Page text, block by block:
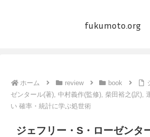
fukumoto.org
ホーム review book
ゼンタール(著), 中村義作(監修), 柴田裕之(訳),
い 確率・統計に学ぶ処世術
ジェフリー・S・ローゼンタ